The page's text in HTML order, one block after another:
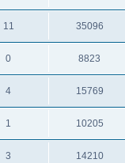
11 35096
0 8823
4 15769
1 10205
3 14210